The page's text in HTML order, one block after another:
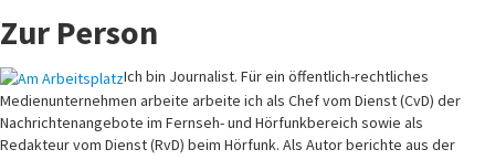
Zur Person
Ich bin Journalist. Für ein öffentlich-rechtliches
Medienunternehmen arbeite arbeite ich als Chef vom Dienst (CvD) der
Nachrichtenangebote im Fernseh- und Hörfunkbereich sowie als
Redakteur vom Dienst (RvD) beim Hörfunk. Als Autor berichte aus der